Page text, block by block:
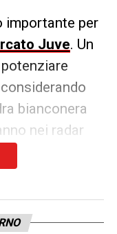
importante per
Juve. Un
bianconera
nei radar